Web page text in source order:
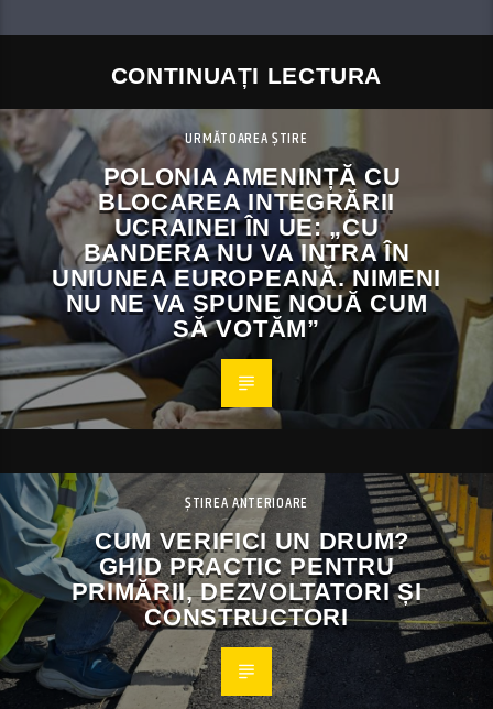
CONTINUAȚI LECTURA
URMĂTOAREA ȘTIRE
POLONIA AMENINȚĂ CU
BLOCAREA INTEGRĂRII
UCRAINEI ÎN UE: „CU
BANDERA NU VA INTRA ÎN
UNIUNEA EUROPEANĂ. NIMENI
NU NE VA SPUNE NOUĂ CUM
SĂ VOTĂM”
ȘTIREA ANTERIOARE
CUM VERIFICI UN DRUM?
GHID PRACTIC PENTRU
PRIMĂRII, DEZVOLTATORI ȘI
CONSTRUCTORI